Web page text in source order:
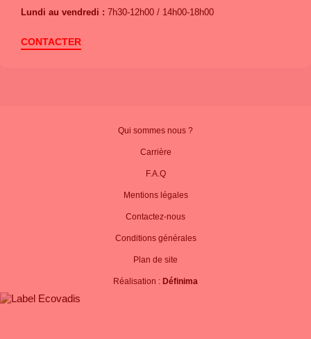
Lundi au vendredi : 7h30-12h00 / 14h00-18h00
CONTACTER
Qui sommes nous ?
Carrière
F.A.Q
Mentions légales
Contactez-nous
Conditions générales
Plan de site
Réalisation : Définima